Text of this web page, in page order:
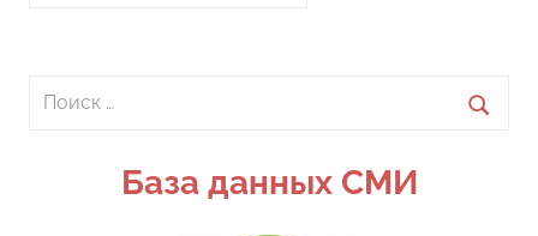
Поиск
База данных СМИ